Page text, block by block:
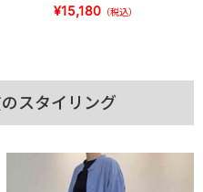
¥15,180 （税込）
スタイリング